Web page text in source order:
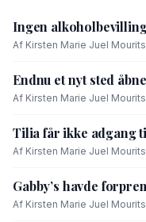
Ingen
Af Kirsten Marie Juel
Endnu et nyt sted
Af Kirsten Marie Juel
Tilia får ikke adgang
Af Kirsten Marie Juel
Gabby’s havde
Af Kirsten Marie Juel